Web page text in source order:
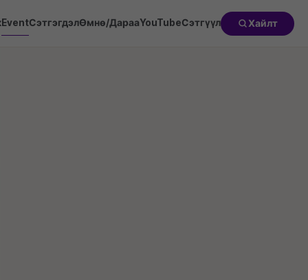
EventСэтгэгдэлӨмнө/ДарааYouTubeСэтгүүл Хайлт